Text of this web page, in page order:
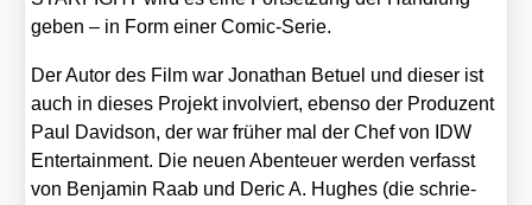
geben – in Form einer Comic-Serie.
Der Autor des Film war Jona­than Betuel und die­ser ist
auch in die­ses Pro­jekt invol­viert, eben­so der Pro­du­zent
Paul David­son, der war frü­her mal der Chef von IDW
Enter­tain­ment. Die neu­en Aben­teu­er wer­den ver­fasst
von Ben­ja­min Raab und Deric A. Hug­hes (die schrie­